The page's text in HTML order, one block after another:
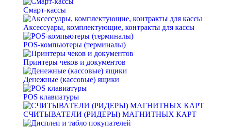
Смарт-кассы
Аксессуары, комплектующие, контракты для кассы
POS-компьютеры (терминалы)
Принтеры чеков и документов
Денежные (кассовые) ящики
POS клавиатуры
СЧИТЫВАТЕЛИ (РИДЕРЫ) МАГНИТНЫХ КАРТ